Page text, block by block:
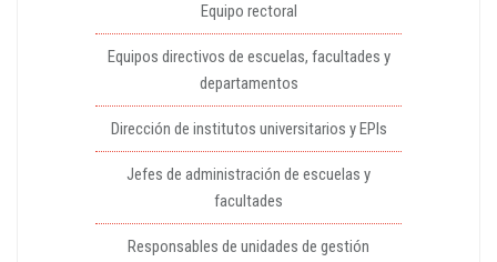
Equipo rectoral
Equipos directivos de escuelas, facultades y
departamentos
Dirección de institutos universitarios y EPIs
Jefes de administración de escuelas y
facultades
Responsables de unidades de gestión